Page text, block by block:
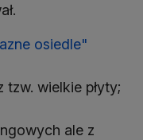
osiedle"
wielkie płyty;
ale z